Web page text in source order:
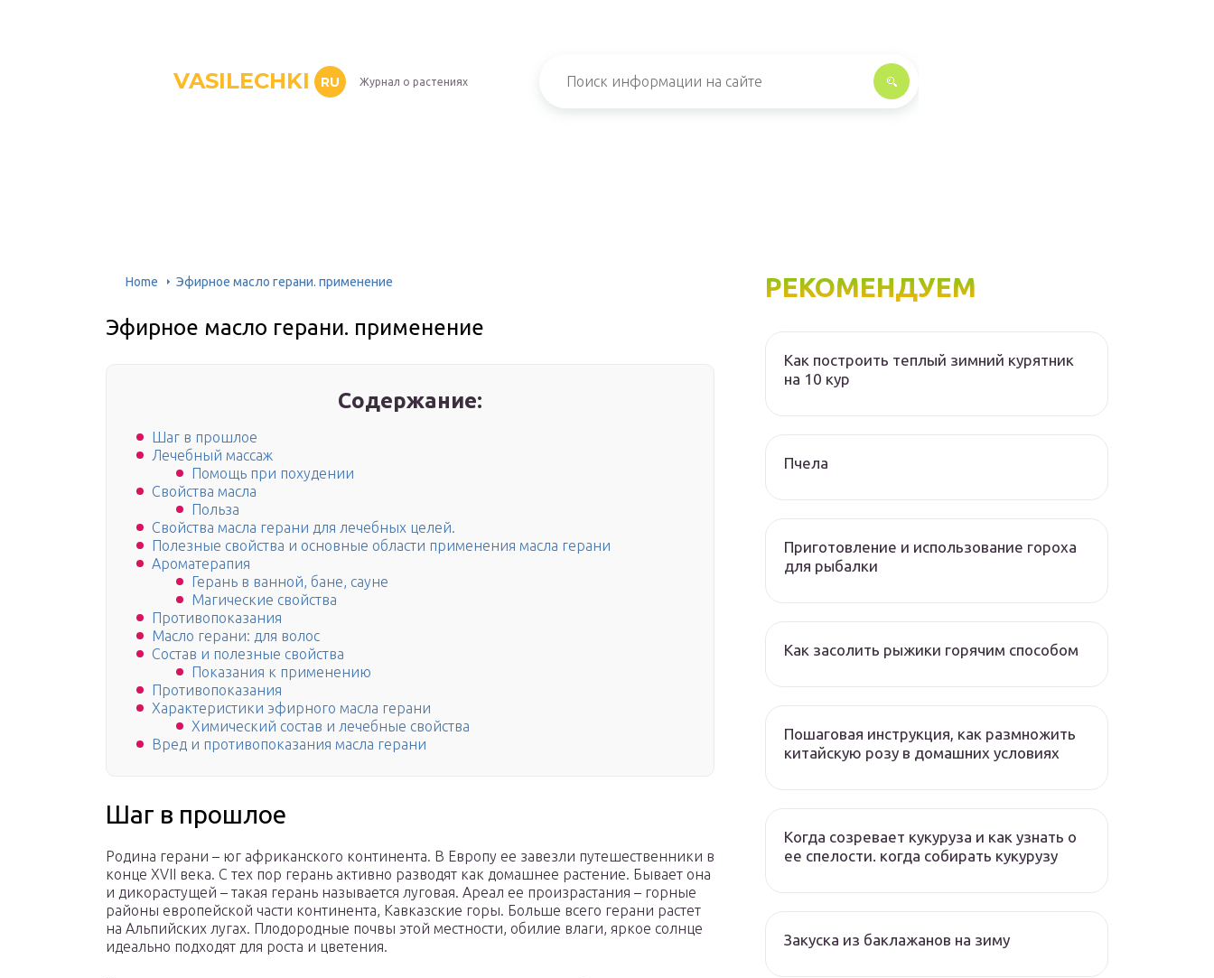
VASILECHKI RU Журнал о растениях
Home Эфирное масло герани. применение
Эфирное масло герани. применение
Содержание:
Шаг в прошлое
Лечебный массаж
Помощь при похудении
Свойства масла
Польза
Свойства масла герани для лечебных целей.
Полезные свойства и основные области применения масла герани
Ароматерапия
Герань в ванной, бане, сауне
Магические свойства
Противопоказания
Масло герани: для волос
Состав и полезные свойства
Показания к применению
Противопоказания
Характеристики эфирного масла герани
Химический состав и лечебные свойства
Вред и противопоказания масла герани
Шаг в прошлое
Родина герани – юг африканского континента. В Европу ее завезли путешественники в
конце XVII века. С тех пор герань активно разводят как домашнее растение. Бывает она
и дикорастущей – такая герань называется луговая. Ареал ее произрастания – горные
районы европейской части континента, Кавказские горы. Больше всего герани растет
на Альпийских лугах. Плодородные почвы этой местности, обилие влаги, яркое солнце
идеально подходят для роста и цветения.
РЕКОМЕНДУЕМ
Как построить теплый зимний курятник
на 10 кур
Пчела
Приготовление и использование гороха
для рыбалки
Как засолить рыжики горячим способом
Пошаговая инструкция, как размножить
китайскую розу в домашних условиях
Когда созревает кукуруза и как узнать о
ее спелости. когда собирать кукурузу
Закуска из баклажанов на зиму